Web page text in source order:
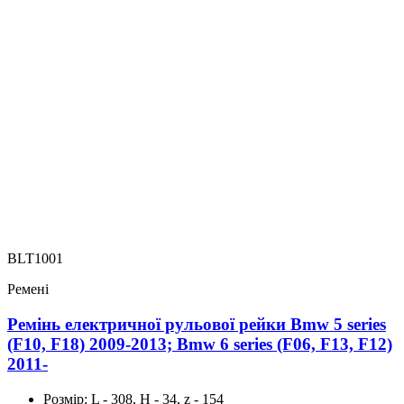
BLT1001
Ремені
Ремінь електричної рульової рейки Bmw 5 series
(F10, F18) 2009-2013; Bmw 6 series (F06, F13, F12)
2011-
Розмір: L - 308, H - 34, z - 154